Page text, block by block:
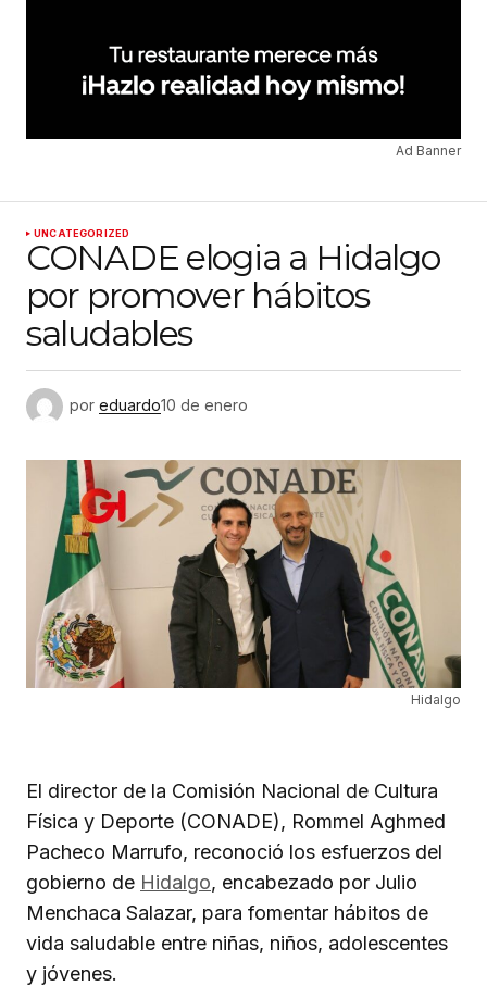
Ad Banner
UNCATEGORIZED
CONADE elogia a Hidalgo
por promover hábitos
saludables
por eduardo10 de enero
Hidalgo
El director de la Comisión Nacional de Cultura
Física y Deporte (CONADE), Rommel Aghmed
Pacheco Marrufo, reconoció los esfuerzos del
gobierno de Hidalgo, encabezado por Julio
Menchaca Salazar, para fomentar hábitos de
vida saludable entre niñas, niños, adolescentes
y jóvenes.